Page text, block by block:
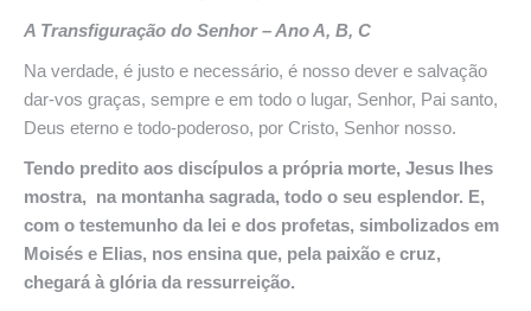
A Transfiguração do Senhor – Ano A, B, C
Na verdade, é justo e necessário, é nosso dever e salvação
dar-vos graças, sempre e em todo o lugar, Senhor, Pai santo,
Deus eterno e todo-poderoso, por Cristo, Senhor nosso.
Tendo predito aos discípulos a própria morte, Jesus lhes
mostra, na montanha sagrada, todo o seu esplendor. E,
com o testemunho da lei e dos profetas, simbolizados em
Moisés e Elias, nos ensina que, pela paixão e cruz,
chegará à glória da ressurreição.